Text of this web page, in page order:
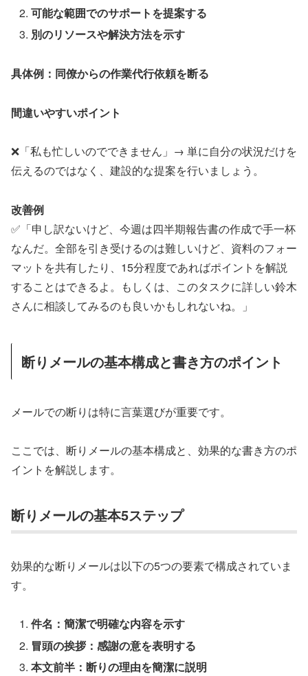
可能な範囲でのサポートを提案する
別のリソースや解決方法を示す
具体例：同僚からの作業代行依頼を断る
間違いやすいポイント
❌「私も忙しいのでできません」→ 単に自分の状況だけを
伝えるのではなく、建設的な提案を行いましょう。
改善例
✅「申し訳ないけど、今週は四半期報告書の作成で手一杯
なんだ。全部を引き受けるのは難しいけど、資料のフォー
マットを共有したり、15分程度であればポイントを解説
することはできるよ。もしくは、このタスクに詳しい鈴木
さんに相談してみるのも良いかもしれないね。」
断りメールの基本構成と書き方のポイント
メールでの断りは特に言葉選びが重要です。
ここでは、断りメールの基本構成と、効果的な書き方のポ
イントを解説します。
断りメールの基本5ステップ
効果的な断りメールは以下の5つの要素で構成されていま
す。
件名：簡潔で明確な内容を示す
冒頭の挨拶：感謝の意を表明する
本文前半：断りの理由を簡潔に説明